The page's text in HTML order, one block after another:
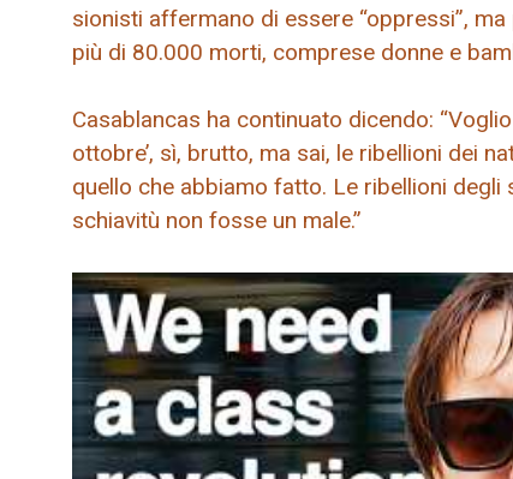
sionisti affermano di essere “oppressi”,
più di 80.000 morti, comprese donne e
Casablancas ha continuato dicendo:
ottobre’, sì, brutto, ma sai, le ribellioni dei
quello che abbiamo fatto. Le ribellioni
schiavitù non fosse un male.”